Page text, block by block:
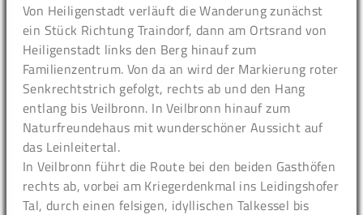
Von Heiligenstadt verläuft die Wanderung zunächst
ein Stück Richtung Traindorf, dann am Ortsrand von
Heiligenstadt links den Berg hinauf zum
Familienzentrum. Von da an wird der Markierung roter
Senkrechtstrich gefolgt, rechts ab und den Hang
entlang bis Veilbronn. In Veilbronn hinauf zum
Naturfreundehaus mit wunderschöner Aussicht auf
das Leinleitertal.
In Veilbronn führt die Route bei den beiden Gasthöfen
rechts ab, vorbei am Kriegerdenkmal ins Leidingshofer
Tal, durch einen felsigen, idyllischen Talkessel bis